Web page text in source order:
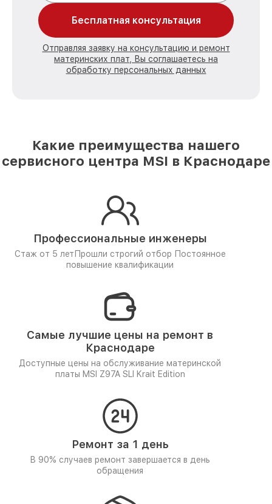
Бесплатная консультация
Отправляя заявку на консультацию и ремонт
материнских плат, Вы соглашаетесь на
обработку персональных данных
Какие преимущества нашего
сервисного центра MSI в Краснодаре
Профессиональные инженеры
Стаж от 5 лет Прошли строгий отбор Постоянное
повышение квалификации
Самые лучшие цены на ремонт в
Краснодаре
Доступные цены на обслуживание материнской
платы MSI Z97A SLI Krait Edition
Ремонт за 1 день
В 90% случаев ремонт завершается в день
обращения